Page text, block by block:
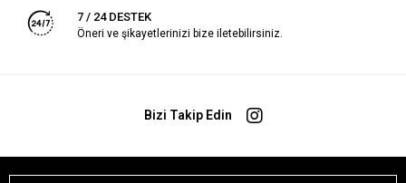
7 / 24 DESTEK
Öneri ve şikayetlerinizi bize iletebilirsiniz.
Bizi Takip Edin